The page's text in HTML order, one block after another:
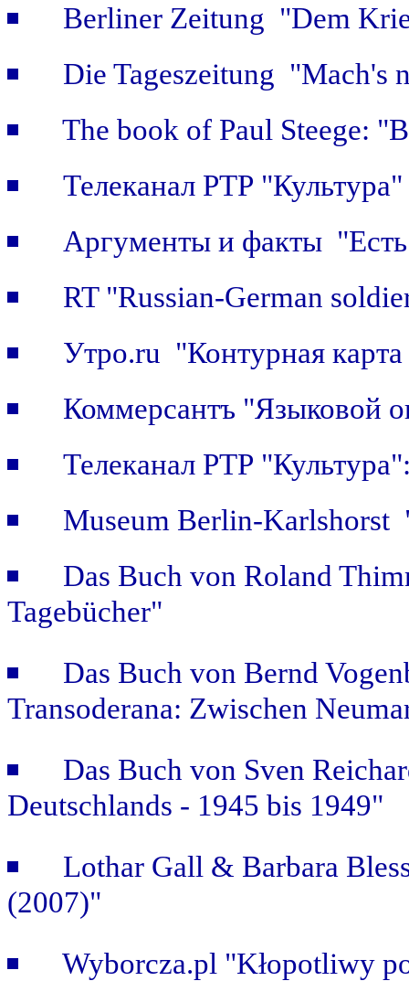
Berliner Zeitung "Dem
Die Tageszeitung "Mach's
The book of Paul Steege:
Телеканал РТР
Аргументы и факты
RT "Russian-German
Утро.ru "Контурная
Коммерсантъ "Языковой
Телеканал РТР
Museum Berlin-Karlshorst
Das Buch von Roland
Tagebücher"
Das Buch von Bernd
Transoderana: Zwischen
Das Buch von Sven
Deutschlands - 1945 bis 1949"
Lothar Gall & Barbara
(2007)"
Wyborcza.pl "Kłopotliwy